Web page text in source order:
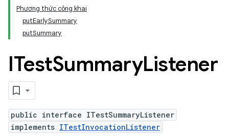
Phương thức công khai
putEarlySummary
putSummary
ITestSummaryListener
public interface ITestSummaryListener
implements ITestInvocationListener